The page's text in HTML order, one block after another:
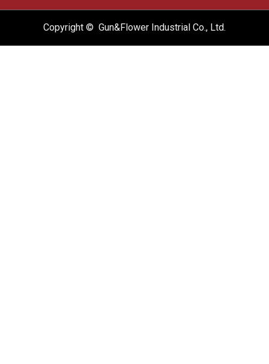
Copyright © Gun&Flower Industrial Co., Ltd.